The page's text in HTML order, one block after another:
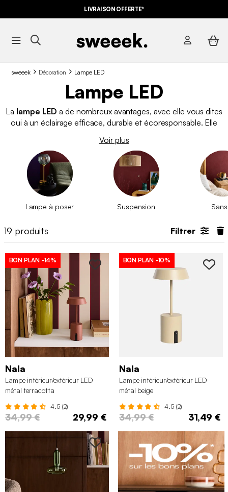
LIVRAISON OFFERTE*
sweeek Décoration Lampe LED
Lampe LED
La lampe LED a de nombreux avantages, avec elle vous dites
oui à un éclairage efficace, durable et écoresponsable. Elle
la pièce de la maison, la lampe LED s’impose tout
naturellement. Aujourd’hui, même lesluminaires d'intérieurles
plus stylées sont équipées d’une lampe LED, découvrez nos
modèles.
Voir plus
Lampe à poser Suspension
19 produits Filtrer
BON PLAN -14%
Nala
Lampe intérieur/extérieur LED
métal terracotta
4.5 (2)
34,99 € 29,99 €
BON PLAN -10%
Nala
Lampe intérieur/extérieur LED
métal beige
4.5 (2)
34,99 € 31,49 €